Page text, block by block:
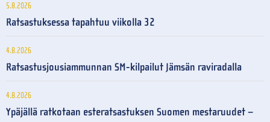
5.8.2026
Ratsastuksessa tapahtuu viikolla 32
4.8.2026
Ratsastusjousiammunnan SM-kilpailut Jämsän raviradalla
4.8.2026
Ypäjällä ratkotaan esteratsastuksen Suomen mestaruudet –